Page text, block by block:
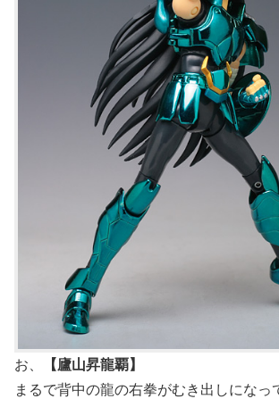
お、
【廬山昇龍覇】
まるで背中の龍の右拳がむき出しになっ